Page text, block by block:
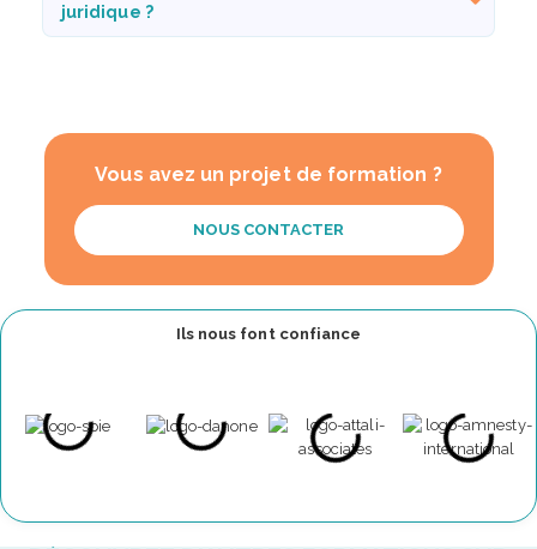
juridique ?
Vous avez un projet de formation ?
NOUS CONTACTER
Ils nous font confiance